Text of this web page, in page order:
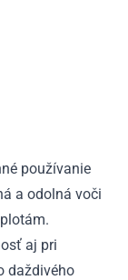
používanie
a odolná voči
aj pri
daždivého